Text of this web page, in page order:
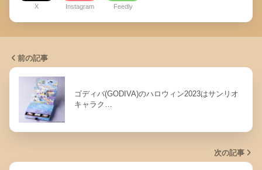
X Instagram Feedly
前の記事
ゴディバ(GODIVA)のハロウィン2023はサンリオ
キャラク…
次の記事